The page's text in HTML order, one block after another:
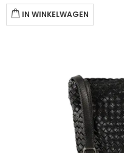
IN WINKELWAGEN